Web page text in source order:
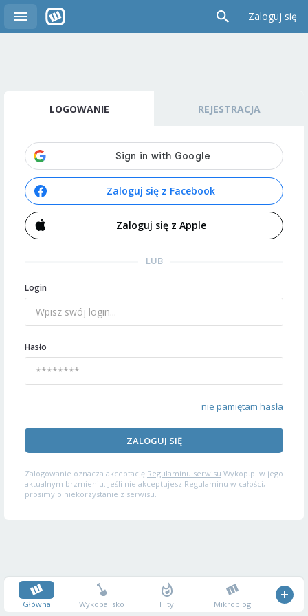
Zaloguj się
LOGOWANIE REJESTRACJA
Zaloguj się z Facebook
Zaloguj się z Apple
LUB
Login
Hasło
nie pamiętam hasła
ZALOGUJ SIĘ
Zalogowanie oznacza akceptację Regulaminu serwisu Wykop.pl w jego
aktualnym brzmieniu. Jeśli nie akceptujesz Regulaminu w całości,
prosimy o niekorzystanie z serwisu.
Główna Wykopalisko Hity Mikroblog